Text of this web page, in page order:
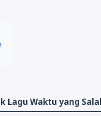
Lagu Waktu yang